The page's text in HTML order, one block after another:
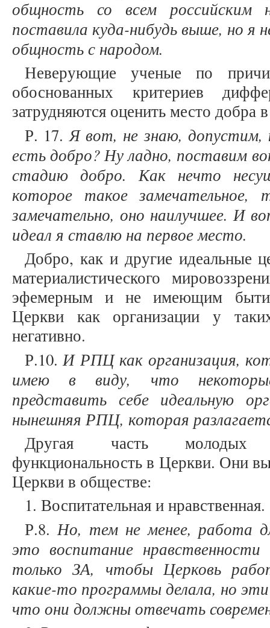
общность со всем
поставила куда-нибудь выше, но я
общность с народом.
Неверующие ученые по
обоснованных критериев
затрудняются оценить место добра
Р. 17.Я вот, не знаю,
есть добро? Ну ладно, поставим
стадию добро. Как нечто
которое такое замечательное,
замечательно, оно наилучшее. И
идеал я ставлю на первое место.
Добро, как и другие идеальные
материалистического
эфемерным и не имеющим
Церкви как организации у
негативно.
Р.10.И РПЦ как организация,
имею в виду, что
представить себе идеальную
нынешняя РПЦ, которая
Другая часть молодых
функциональность в Церкви. Они
Церкви в обществе:
1. Воспитательная и нравственная.
Р.8.Но, тем не менее, работа
это воспитание
только ЗА, чтобы Церковь
какие-то программы делала, но
что они должны отвечать